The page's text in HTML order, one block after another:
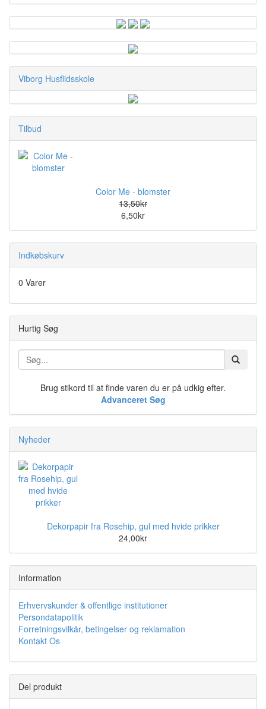
Viborg Husflidsskole
Tilbud
Color Me - blomster
13,50kr
6,50kr
Indkøbskurv
0 Varer
Hurtig Søg
Brug stikord til at finde varen du er på udkig efter.
Advanceret Søg
Nyheder
Dekorpapir fra Rosehip, gul med hvide prikker
24,00kr
Information
Erhvervskunder & offentlige institutioner
Persondatapolitik
Forretningsvilkår, betingelser og reklamation
Kontakt Os
Del produkt